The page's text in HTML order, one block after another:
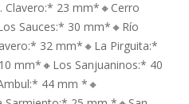
Clavero:* 23 mm*🔸Cerro
Sauces:* 30 mm*🔸Río
32 mm*🔸La Pirguita:*
mm*🔸Los Sanjuaninos:* 40
44 mm *🔸